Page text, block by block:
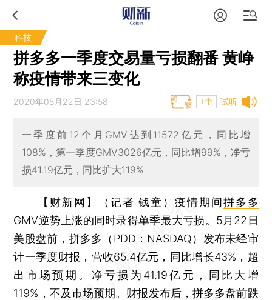
科技
拼多多一季度交易量亏损翻番 黄峥
称疫情带来三变化
试听
2020年05月22日 23:58 T中
一季度前12个月GMV达到11572亿元，同比增
108%，第一季度GMV3026亿元，同比增99%，净亏
损41.19亿元，同比扩大119%
【财新网】（记者 钱童）疫情期间拼多多
GMV逆势上涨的同时录得单季最大亏损。5月22日
美股盘前，拼多多（PDD：NASDAQ）发布未经审
计一季度财报，营收65.4亿元，同比增长43%，超
出市场预期。净亏损为41.19亿元，同比大增
119%，不及市场预期。财报发布后，拼多多盘前跌